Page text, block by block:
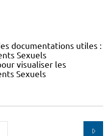
documentations utiles :
Sexuels
visualiser les
Sexuels